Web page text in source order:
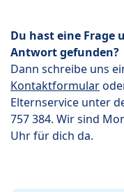
Du hast eine Frage
Antwort gefunden?
Dann schreibe uns
Kontaktformular
Elternservice unter
757 384. Wir sind
Uhr für dich da.